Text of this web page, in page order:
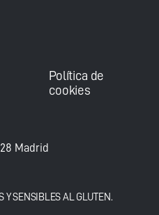
Política de
cookies
Madrid
Y SENSIBLES AL GLUTEN.